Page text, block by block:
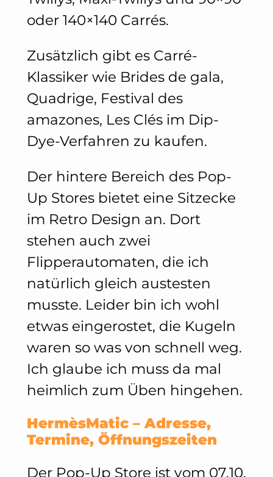
oder 140×140 Carrés.
Zusätzlich gibt es Carré-
Klassiker wie Brides de gala,
Quadrige, Festival des
amazones, Les Clés im Dip-
Dye-Verfahren zu kaufen.
Der hintere Bereich des Pop-
Up Stores bietet eine Sitzecke
im Retro Design an. Dort
stehen auch zwei
Flipperautomaten, die ich
natürlich gleich austesten
musste. Leider bin ich wohl
etwas eingerostet, die Kugeln
waren so was von schnell weg.
Ich glaube ich muss da mal
heimlich zum Üben hingehen.
HermèsMatic – Adresse,
Termine, Öffnungszeiten
Der Pop-Up Store ist vom 07.10.